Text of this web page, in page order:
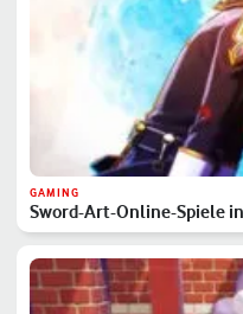
GAMING
Sword-Art-Online-Spiele